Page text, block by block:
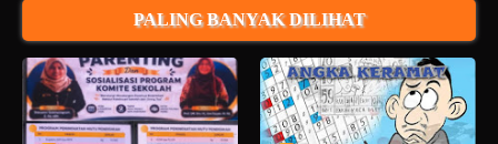
PALING BANYAK DILIHAT